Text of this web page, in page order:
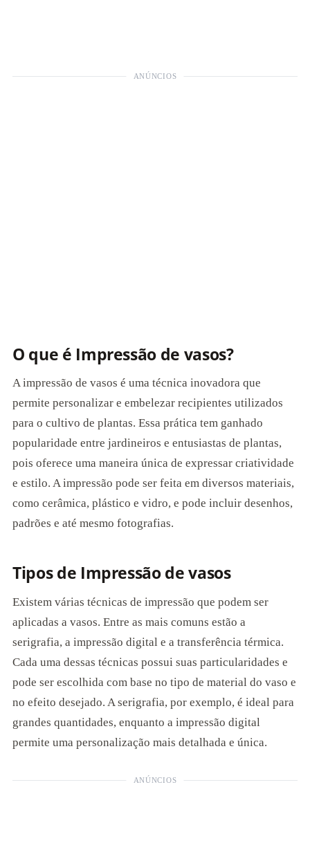
ANÚNCIOS
O que é Impressão de vasos?
A impressão de vasos é uma técnica inovadora que
permite personalizar e embelezar recipientes utilizados
para o cultivo de plantas. Essa prática tem ganhado
popularidade entre jardineiros e entusiastas de plantas,
pois oferece uma maneira única de expressar criatividade
e estilo. A impressão pode ser feita em diversos materiais,
como cerâmica, plástico e vidro, e pode incluir desenhos,
padrões e até mesmo fotografias.
Tipos de Impressão de vasos
Existem várias técnicas de impressão que podem ser
aplicadas a vasos. Entre as mais comuns estão a
serigrafia, a impressão digital e a transferência térmica.
Cada uma dessas técnicas possui suas particularidades e
pode ser escolhida com base no tipo de material do vaso e
no efeito desejado. A serigrafia, por exemplo, é ideal para
grandes quantidades, enquanto a impressão digital
permite uma personalização mais detalhada e única.
ANÚNCIOS